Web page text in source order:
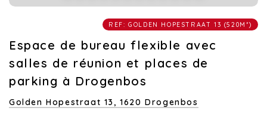
REF: GOLDEN HOPESTRAAT 13 (520M²)
Espace de bureau flexible avec
salles de réunion et places de
parking à Drogenbos
Golden Hopestraat 13,1620 Drogenbos